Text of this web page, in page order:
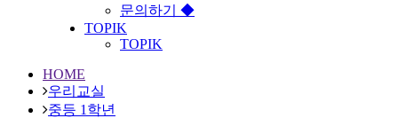
문의하기 ◆
TOPIK
TOPIK
HOME
우리교실
중등 1학년